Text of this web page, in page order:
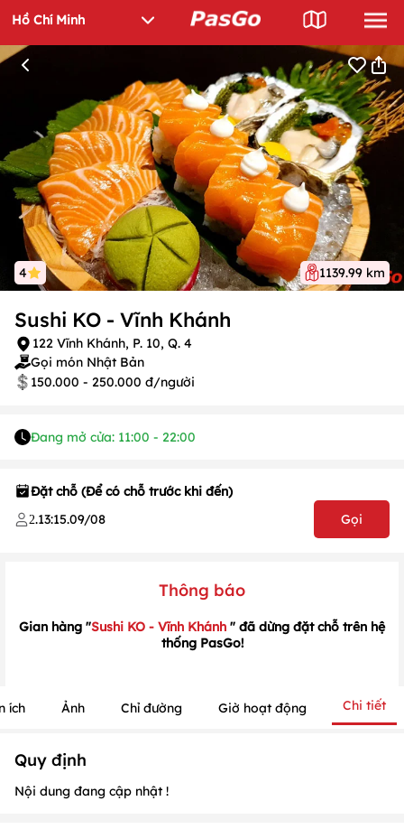
4 1139.99 km
Sushi KO - Vĩnh Khánh
122 Vĩnh Khánh, P. 10, Q. 4
Gọi món Nhật Bản
150.000 - 250.000 đ/người
Đang mở cửa: 11:00 - 22:00
Đặt chỗ (Để có chỗ trước khi đến)
2.13:15.09/08 Gọi
Thông báo
Gian hàng "Sushi KO - Vĩnh Khánh " đã dừng đặt chỗ trên hệ
thống PasGo!
ích Ảnh Chỉ đường Giờ hoạt động Chi tiết
Quy định
Nội dung đang cập nhật !
/1